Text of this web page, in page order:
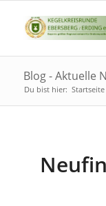
Blog - Aktuelle
Du bist hier: Startseite